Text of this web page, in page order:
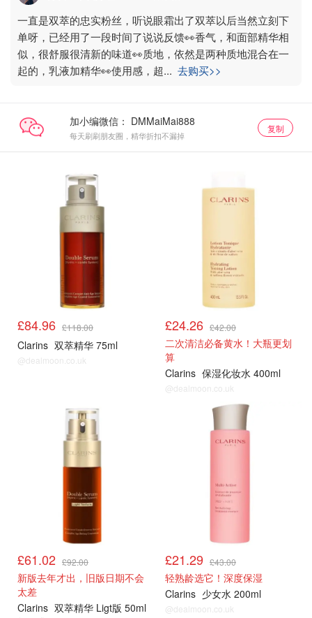
一直是双萃的忠实粉丝，听说眼霜出了双萃以后当然立刻下
单呀，已经用了一段时间了说说反馈👀香气，和面部精华相
似，很舒服很清新的味道👀质地，依然是两种质地混合在一
起的，乳液加精华👀使用感，超... 去购买>>
加小编微信：
每天刷刷朋友圈，精华折扣不漏掉
复制
£84.96 £118.00
Clarins 双萃精华 75ml
@dealmoon.co.uk
£24.26 £42.00
二次清洁必备黄水！大瓶更划
算
Clarins 保湿化妆水 400ml
@dealmoon.co.uk
£61.02 £92.00
新版去年才出，旧版日期不会
太差
Clarins 双萃精华 Ligt版 50ml
£21.29 £43.00
轻熟龄选它！深度保湿
Clarins 少女水 200ml
@dealmoon.co.uk